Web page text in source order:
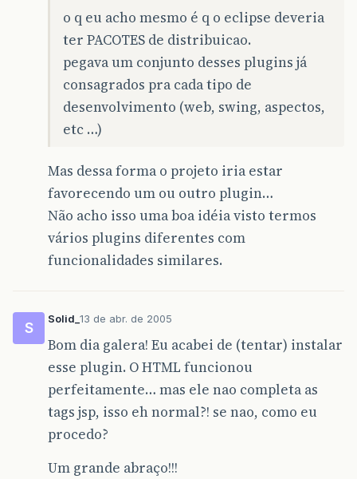
o q eu acho mesmo é q o eclipse deveria
ter PACOTES de distribuicao.
pegava um conjunto desses plugins já
consagrados pra cada tipo de
desenvolvimento (web, swing, aspectos,
etc …)
Mas dessa forma o projeto iria estar
favorecendo um ou outro plugin…
Não acho isso uma boa idéia visto termos
vários plugins diferentes com
funcionalidades similares.
S
Solid_ 13 de abr. de 2005
Bom dia galera! Eu acabei de (tentar) instalar
esse plugin. O HTML funcionou
perfeitamente… mas ele nao completa as
tags jsp, isso eh normal?! se nao, como eu
procedo?
Um grande abraço!!!